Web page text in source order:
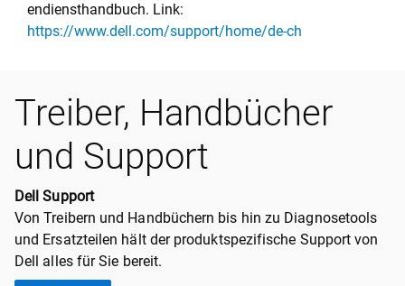
endiensthandbuch. Link:
https://www.dell.com/support/home/de-ch
Treiber, Handbücher
und Support
Dell Support
Von Treibern und Handbüchern bis hin zu Diagnosetools
und Ersatzteilen hält der produktspezifische Support von
Dell alles für Sie bereit.